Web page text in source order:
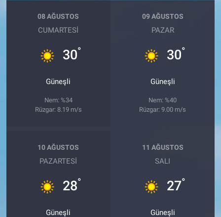
08 AĞUSTOS
CUMARTESI
30°
Güneşli
Nem: %34
Rüzgar: 8.19 m/s
09 AĞUSTOS
PAZAR
30°
Güneşli
Nem: %40
Rüzgar: 9.00 m/s
10 AĞUSTOS
PAZARTESI
28°
Güneşli
11 AĞUSTOS
SALI
27°
Güneşli